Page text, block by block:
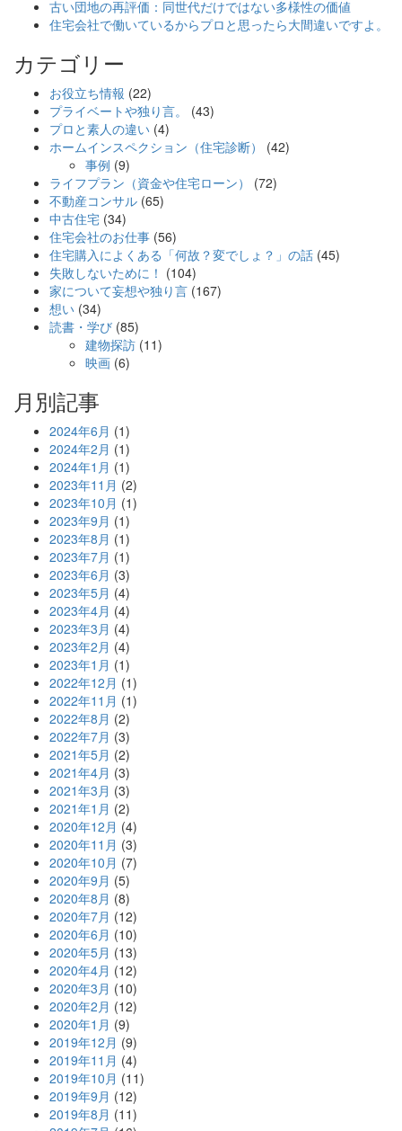
古い団地の再評価：同世代だけではない多様性の価値
住宅会社で働いているからプロと思ったら大間違いですよ。
カテゴリー
お役立ち情報 (22)
プライベートや独り言。
(43)
プロと素人の違い (4)
ホームインスペクション（住宅診断）
(42)
事例 (9)
ライフプラン（資金や住宅ローン）
(72)
不動産コンサル (65)
中古住宅 (34)
住宅会社のお仕事 (56)
住宅購入によくある「何故？変でしょ？」の話 (45)
失敗しないために！ (104)
家について妄想や独り言 (167)
想い (34)
読書・学び (85)
建物探訪 (11)
映画 (6)
月別記事
2024年6月 (1)
2024年2月 (1)
2024年1月 (1)
2023年11月 (2)
2023年10月 (1)
2023年9月 (1)
2023年8月 (1)
2023年7月 (1)
2023年6月 (3)
2023年5月 (4)
2023年4月 (4)
2023年3月 (4)
2023年2月 (4)
2023年1月 (1)
2022年12月 (1)
2022年11月 (1)
2022年8月 (2)
2022年7月 (3)
2021年5月 (2)
2021年4月 (3)
2021年3月 (3)
2021年1月 (2)
2020年12月 (4)
2020年11月 (3)
2020年10月 (7)
2020年9月 (5)
2020年8月 (8)
2020年7月 (12)
2020年6月 (10)
2020年5月 (13)
2020年4月 (12)
2020年3月 (10)
2020年2月 (12)
2020年1月 (9)
2019年12月 (9)
2019年11月 (4)
2019年10月 (11)
2019年9月 (12)
2019年8月 (11)